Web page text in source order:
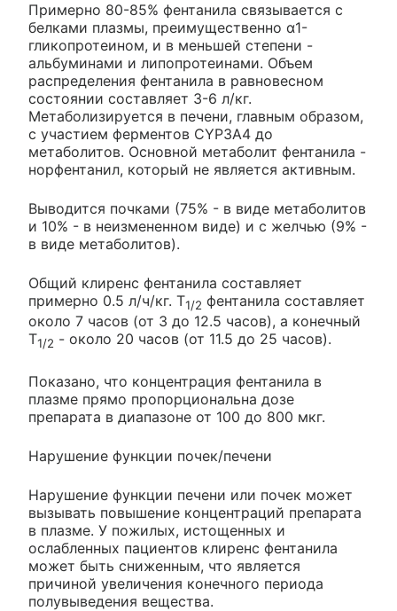
Примерно 80-85% фентанила связывается с
белками плазмы, преимущественно α1-
гликопротеином, и в меньшей степени -
альбуминами и липопротеинами. Объем
распределения фентанила в равновесном
состоянии составляет 3-6 л/кг.
Метаболизируется в печени, главным образом,
с участием ферментов CYP3A4 до
метаболитов. Основной метаболит фентанила -
норфентанил, который не является активным.
Выводится почками (75% - в виде метаболитов
и 10% - в неизмененном виде) и с желчью (9% -
в виде метаболитов).
Общий клиренс фентанила составляет
примерно 0.5 л/ч/кг. T1/2 фентанила составляет
около 7 часов (от 3 до 12.5 часов), а конечный
T1/2 - около 20 часов (от 11.5 до 25 часов).
Показано, что концентрация фентанила в
плазме прямо пропорциональна дозе
препарата в диапазоне от 100 до 800 мкг.
Нарушение функции почек/печени
Нарушение функции печени или почек может
вызывать повышение концентраций препарата
в плазме. У пожилых, истощенных и
ослабленных пациентов клиренс фентанила
может быть сниженным, что является
причиной увеличения конечного периода
полувыведения вещества.